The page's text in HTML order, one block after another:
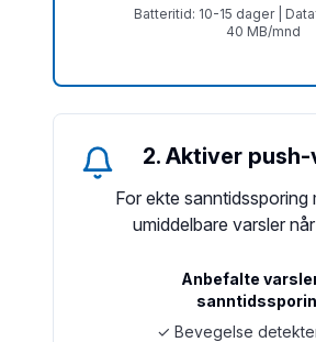
Batteritid: 10-15 dager |
40 MB/mnd
2. Aktiver
For ekte sanntidssporing
umiddelbare varsler
Anbefalte
✓ Bevegelse